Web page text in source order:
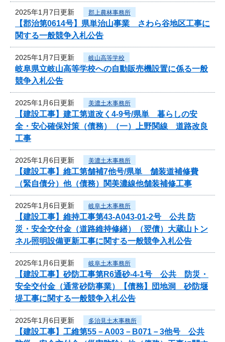
2025年1月7日更新 郡上農林事務所
【郡治第0614号】県単治山事業 さわら谷地区工事に
関する一般競争入札公告
2025年1月7日更新 岐山高等学校
岐阜県立岐山高等学校への自動販売機設置に係る一般
競争入札公告
2025年1月6日更新 美濃土木事務所
【建設工事】建工第道改く4-9号/県単 暮らしの安
全・安心確保対策（債務）（一）上野関線 道路改良
工事
2025年1月6日更新 美濃土木事務所
【建設工事】維工第舗補7他号/県単 舗装道補修費
（緊自債分）他（債務）関美濃線他舗装補修工事
2025年1月6日更新 岐阜土木事務所
【建設工事】維持工事第43-A043-01-2号 公共 防
災・安全交付金（道路維持修繕）（翌債）大蔵山トン
ネル照明設備更新工事に関する一般競争入札公告
2025年1月6日更新 岐阜土木事務所
【建設工事】砂防工事第R6通砂-4-1号 公共 防災・
安全交付金（通常砂防事業）【債務】団地洞 砂防堰
堤工事に関する一般競争入札公告
2025年1月6日更新 多治見土木事務所
【建設工事】工維第55－A003－B071－3他号 公共